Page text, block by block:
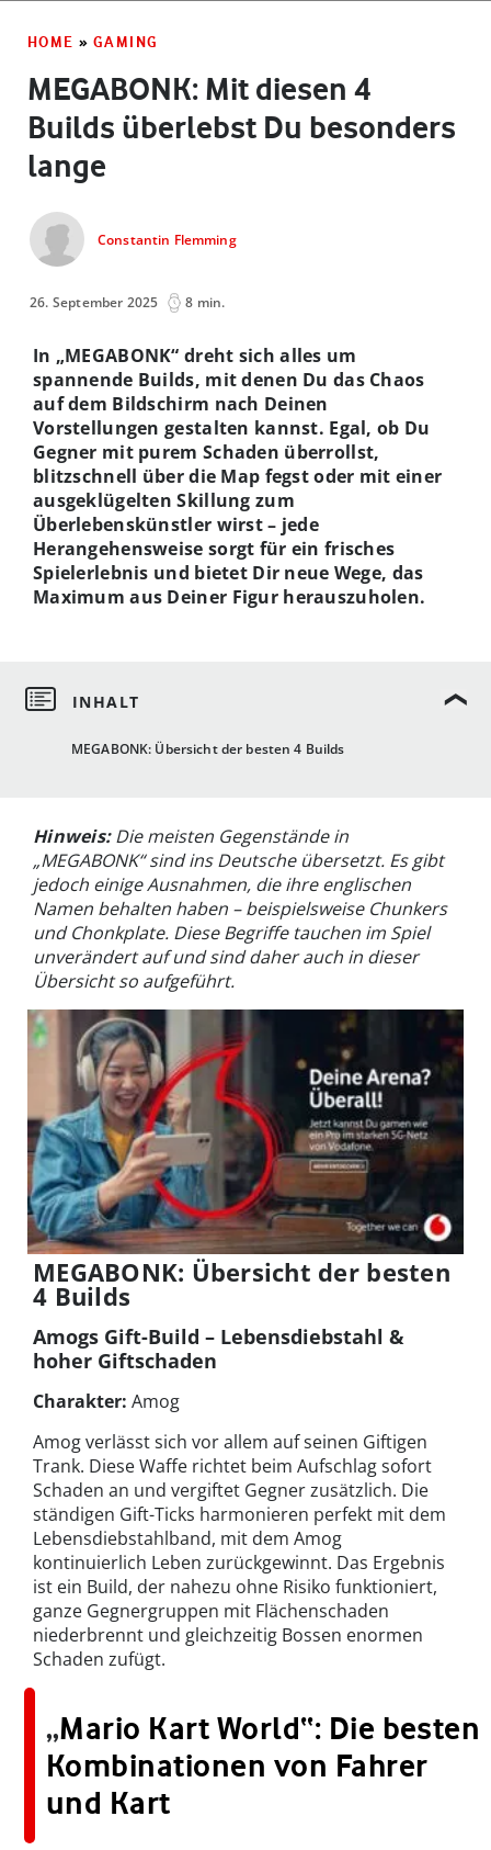
HOME » GAMING
MEGABONK: Mit diesen 4
Builds überlebst Du besonders
lange
Constantin Flemming
26. September 2025 8 min.
MEGABONK: Übersicht der besten 4 Builds
In „MEGABONK“ dreht sich alles um
spannende Builds, mit denen Du das Chaos
auf dem Bildschirm nach Deinen
Vorstellungen gestalten kannst. Egal, ob Du
Gegner mit purem Schaden überrollst,
blitzschnell über die Map fegst oder mit einer
ausgeklügelten Skillung zum
Überlebenskünstler wirst – jede
Herangehensweise sorgt für ein frisches
Spielerlebnis und bietet Dir neue Wege, das
Maximum aus Deiner Figur herauszuholen.
Hinweis:Die meisten Gegenstände in
„MEGABONK“ sind ins Deutsche übersetzt. Es gibt
jedoch einige Ausnahmen, die ihre englischen
Namen behalten haben – beispielsweise Chunkers
und Chonkplate. Diese Begriffe tauchen im Spiel
unverändert auf und sind daher auch in dieser
Übersicht so aufgeführt.
MEGABONK: Übersicht der besten
4 Builds
Amogs Gift-Build – Lebensdiebstahl &
hoher Giftschaden
Charakter: Amog
Amog verlässt sich vor allem auf seinen Giftigen
Trank. Diese Waffe richtet beim Aufschlag sofort
Schaden an und vergiftet Gegner zusätzlich. Die
ständigen Gift-Ticks harmonieren perfekt mit dem
Lebensdiebstahlband, mit dem Amog
kontinuierlich Leben zurückgewinnt. Das Ergebnis
ist ein Build, der nahezu ohne Risiko funktioniert,
ganze Gegnergruppen mit Flächenschaden
niederbrennt und gleichzeitig Bossen enormen
Schaden zufügt.
„Mario Kart World“: Die besten
Kombinationen von Fahrer
und Kart